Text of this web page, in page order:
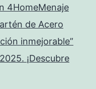
4HomeMenaje
de Acero
inmejorable”
¡Descubre